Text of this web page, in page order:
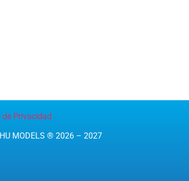
de Privacidad
MODELS ® 2026 – 2027